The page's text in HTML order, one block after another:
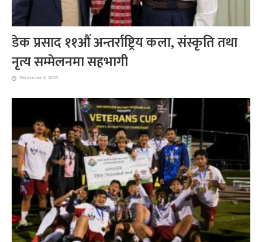
डेक प्रसाद ११औं अन्तर्राष्ट्रिय कला, संस्कृति तथा
नृत्य सम्मेलनमा सहभागी
December 6, 2025